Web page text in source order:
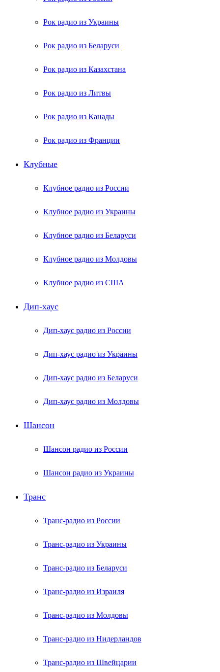
Рок радио из Украины
Рок радио из Беларуси
Рок радио из Казахстана
Рок радио из Литвы
Рок радио из Канады
Рок радио из Франции
Клубные
Клубное радио из России
Клубное радио из Украины
Клубное радио из Беларуси
Клубное радио из Молдовы
Клубное радио из США
Дип-хаус
Дип-хаус радио из России
Дип-хаус радио из Украины
Дип-хаус радио из Беларуси
Дип-хаус радио из Молдовы
Шансон
Шансон радио из России
Шансон радио из Украины
Транс
Транс-радио из России
Транс-радио из Украины
Транс-радио из Беларуси
Транс-радио из Израиля
Транс-радио из Молдовы
Транс-радио из Нидерландов
Транс-радио из Швейцарии